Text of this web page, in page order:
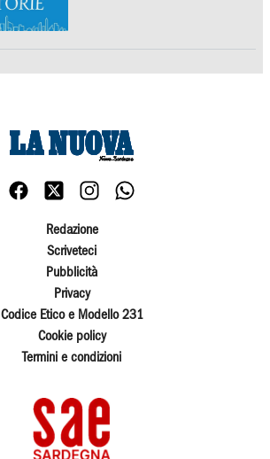
Redazione
Scriveteci
Pubblicità
Privacy
Codice Etico e Modello 231
Cookie policy
Termini e condizioni